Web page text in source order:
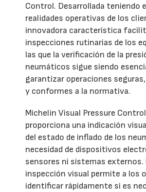
Control. Desarrollada teniendo
realidades operativas de los
innovadora característica
inspecciones rutinarias de los
las que la verificación de la
neumáticos sigue siendo
garantizar operaciones
y conformes a la normativa.
Michelin Visual Pressure Control
proporciona una indicación
del estado de inflado de los
necesidad de dispositivos
sensores ni sistemas externos.
inspección visual permite a los
identificar rápidamente si es